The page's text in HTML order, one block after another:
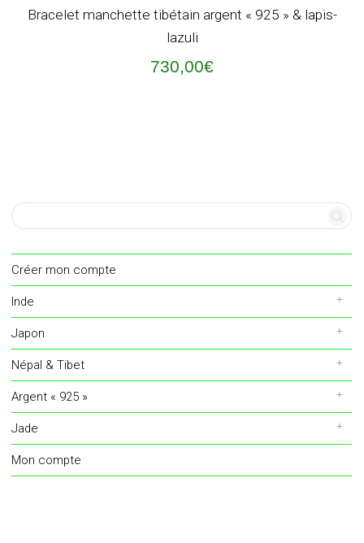
Bracelet manchette tibétain argent « 925 » & lapis-
lazuli
730,00€
Créer mon compte
Inde
Japon
Népal & Tibet
Argent « 925 »
Jade
Mon compte